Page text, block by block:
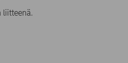
liitteenä.